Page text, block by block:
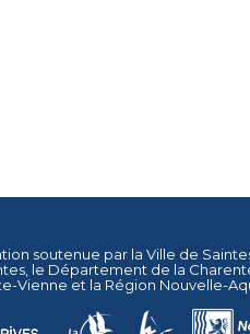
soutenue par la Ville de
, le Département de la
Vienne et la Région Nouvelle-